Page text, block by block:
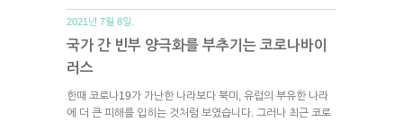
2021년 7월 8일.
국가 간 빈부 양극화를 부추기는 코로나바이
러스
한때 코로나19가 가난한 나라보다 북미, 유럽의 부유한 나라
에 더 큰 피해를 입히는 것처럼 보였습니다. 그러나 최근 코로